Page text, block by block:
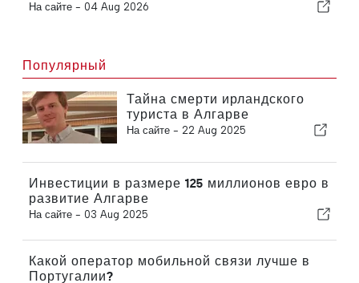
На сайте - 04 Aug 2026
Популярный
Тайна смерти ирландского
туриста в Алгарве
На сайте - 22 Aug 2025
Инвестиции в размере 125 миллионов евро в
развитие Алгарве
На сайте - 03 Aug 2025
Какой оператор мобильной связи лучше в
Португалии?